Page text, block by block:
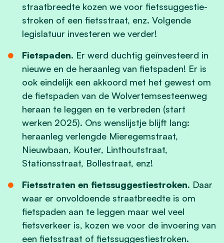
straatbreedte kozen we voor fietssuggestie-
stroken of een fietsstraat, enz. Volgende
legislatuur investeren we verder!
Fietspaden. Er werd duchtig geïnvesteerd in
nieuwe en de heraanleg van fietspaden! Er is
ook eindelijk een akkoord met het gewest om
de fietspaden van de Wolvertemsesteenweg
heraan te leggen en te verbreden (start
werken 2025). Ons wenslijstje blijft lang:
heraanleg verlengde Mieregemstraat,
Nieuwbaan, Kouter, Linthoutstraat,
Stationsstraat, Bollestraat, enz!
Fietsstraten en fietssuggestiestroken. Daar
waar er onvoldoende straatbreedte is om
fietspaden aan te leggen maar wel veel
fietsverkeer is, kozen we voor de invoering van
een fietsstraat of fietssuggestiestroken.